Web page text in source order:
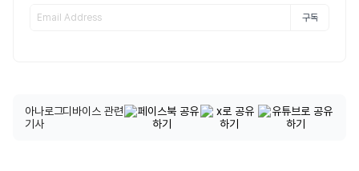
구독
아나로그디바이스 관련
기사